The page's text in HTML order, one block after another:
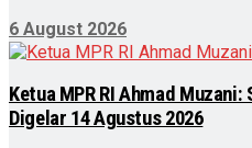
6 August 2026
Ketua MPR RI Ahmad Muzani:
Digelar 14 Agustus 2026